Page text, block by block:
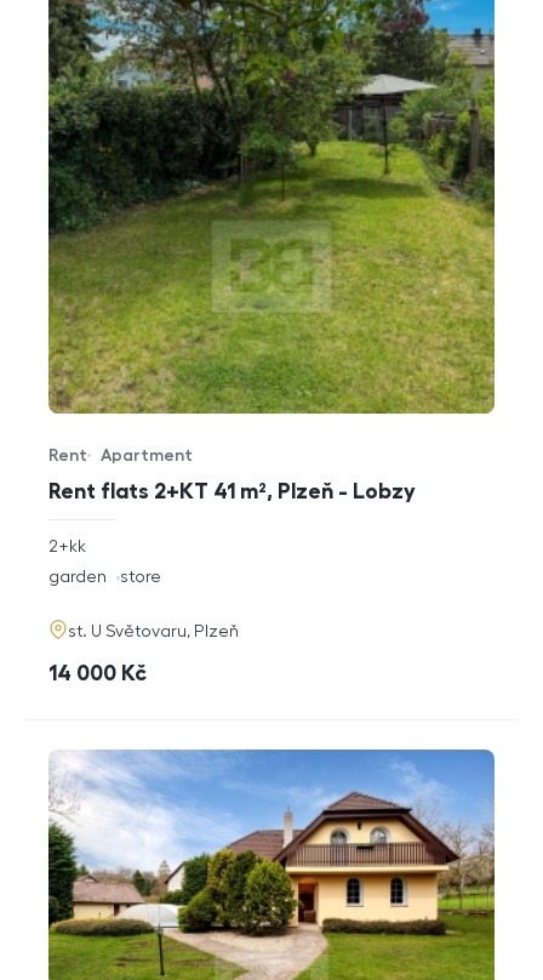
Rent flats 2+KT 41 m², Plzeň - Lobzy
Offer type
Rent
Property type
Apartment
rozměry
2+kk
funkce
garden store
adresa
st. U Světovaru, Plzeň
cena
14 000 Kč